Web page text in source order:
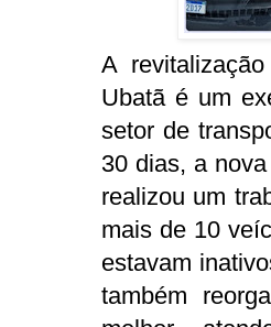
A
Ubatã é um
setor de
30 dias, a
realizou um
mais de 10
estavam
também